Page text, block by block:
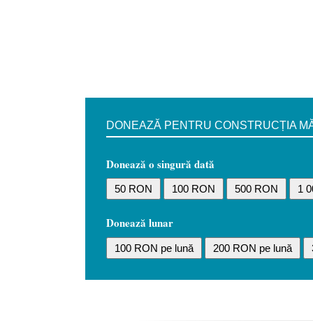
DONEAZĂ PENTRU CONSTRUCȚIA
Donează o singură dată
50 RON 100 RON 500 RON 1
Donează lunar
100 RON pe lună 200 RON pe lună